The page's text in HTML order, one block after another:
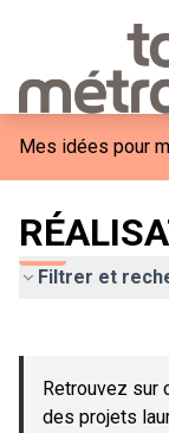
Mes idées pour
Filtrer et
−
Retrouvez sur
des projets